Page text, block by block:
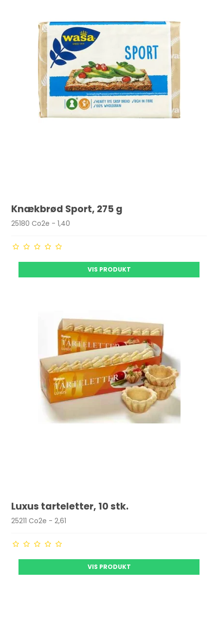
Knækbrød Sport, 275 g
25180 Co2e - 1,40
VIS PRODUKT
Luxus tarteletter, 10 stk.
25211 Co2e - 2,61
VIS PRODUKT